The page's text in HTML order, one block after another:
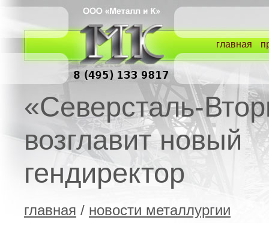
главная
«Северсталь-
возглавит новый
гендиректор
главная / новости металлургии